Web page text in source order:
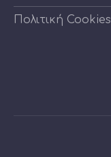
Πολιτική Cookies